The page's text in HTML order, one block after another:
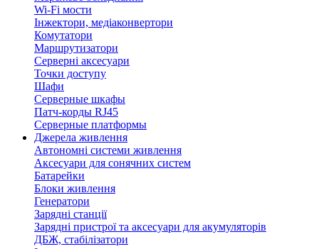
Wi-Fi мости
Інжектори, медіаконвертори
Комутатори
Маршрутизатори
Серверні аксесуари
Точки доступу
Шафи
Серверные шкафы
Патч-корды RJ45
Серверные платформы
Джерела живлення
Автономні системи живлення
Аксесуари для сонячних систем
Батарейки
Блоки живлення
Генератори
Зарядні станції
Зарядні пристрої та аксесуари для акумуляторів
ДБЖ, стабілізатори